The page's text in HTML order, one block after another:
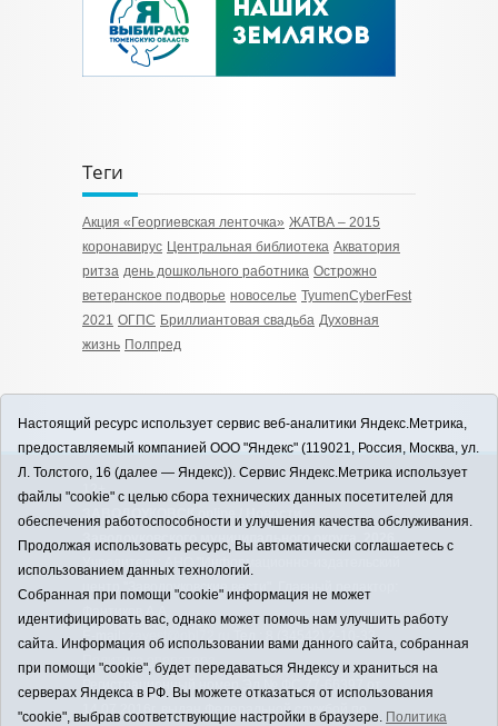
Теги
Акция «Георгиевская ленточка» ЖАТВА – 2015
коронавирус Центральная библиотека Акватория
ритза день дошкольного работника Острожно
ветеранское подворье новоселье TyumenСyberFest
2021 ОГПС Бриллиантовая свадьба Духовная
жизнь Полпред
12+
ЗАВОДОУКОВСК online / Новости
Заводоуковского муниципального округа, 2026
Учредитель: АНО "Информационно-издательский
центр "Заводоуковские вести". Главный редактор:
E-mail:
zavest@obl72.ru
Тел.: 8 (34542) 2-10-33
Политика оператора
Регистрационный номер Эл № ФС 77-66397 от
14.07.2016г. выдан Федеральной службой по
Настоящий ресурс использует сервис веб-аналитики Яндекс.Метрика,
предоставляемый компанией ООО "Яндекс" (119021, Россия, Москва, ул.
Л. Толстого, 16 (далее — Яндекс)). Сервис Яндекс.Метрика использует
файлы "cookie" с целью сбора технических данных посетителей для
обеспечения работоспособности и улучшения качества обслуживания.
Продолжая использовать ресурс, Вы автоматически соглашаетесь с
использованием данных технологий.
Собранная при помощи "cookie" информация не может
идентифицировать вас, однако может помочь нам улучшить работу
сайта. Информация об использовании вами данного сайта, собранная
при помощи "cookie", будет передаваться Яндексу и храниться на
серверах Яндекса в РФ. Вы можете отказаться от использования
"cookie", выбрав соответствующие настройки в браузере. Политика